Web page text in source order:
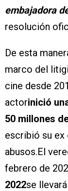
embajadora
resolución
De esta
marco del
cine desde
actorinició
50 millones
escribió su ex
abusos.El
febrero de
2022se